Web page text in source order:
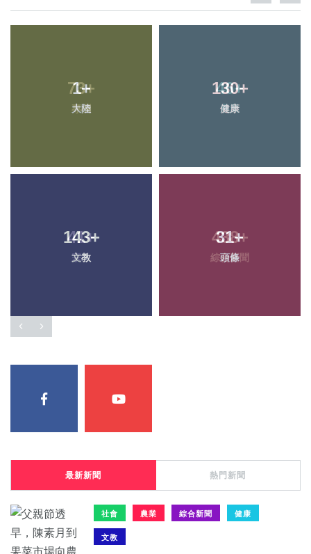
1+
大陸
130+
健康
143+
文教
31+
頭條
最新新聞 熱門新聞
社會 農業 綜合新聞 健康
文教